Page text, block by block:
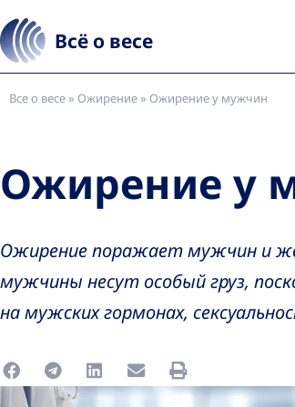
Всё о весе
Все о весе» Ожирение» Ожирение у мужчин
Ожирение у
Ожирение поражает мужчин и
мужчины несут особый груз,
на мужских гормонах,